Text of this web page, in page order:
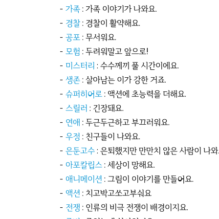
- 가족: 가족 이야기가 나와요.
- 경찰: 경찰이 활약해요.
- 공포: 무서워요.
- 모험 : 두려워말고 앞으로!
- 미스터리 : 수수께끼 풀 시간이에요.
- 생존: 살아남는 이가 강한 거죠.
- 슈퍼히어로: 액션에 초능력을 더해요.
- 스릴러 : 긴장돼요.
- 연애 : 두근두근하고 부끄러워요.
- 우정 : 친구들이 나와요.
- 은둔고수: 은퇴했지만 만만치 않은 사람이 나
- 아포칼립스: 세상이 망해요.
- 애니메이션 : 그림이 이야기를 만들어요.
- 액션 : 치고박고쏘고부숴요
- 전쟁 : 인류의 비극 전쟁이 배경이지요.